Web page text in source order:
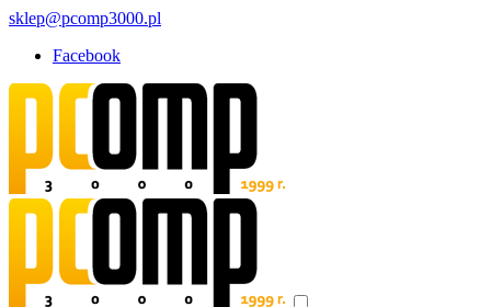
sklep@pcomp3000.pl
Facebook